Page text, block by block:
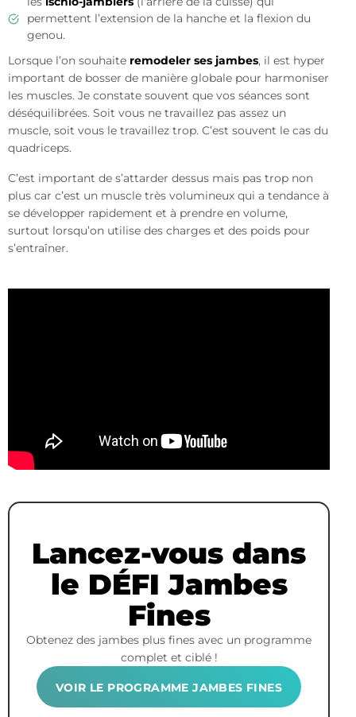
permettent l’extension de la hanche et la flexion du
genou.
Lorsque l’on souhaite remodeler ses jambes, il est hyper
important de bosser de manière globale pour harmoniser
les muscles. Je constate souvent que vos séances sont
déséquilibrées. Soit vous ne travaillez pas assez un
muscle, soit vous le travaillez trop. C’est souvent le cas du
quadriceps.
C’est important de s’attarder dessus mais pas trop non
plus car c’est un muscle très volumineux qui a tendance à
se développer rapidement et à prendre en volume,
surtout lorsqu’on utilise des charges et des poids pour
s’entraîner.
Lancez-vous dans
le DÉFI Jambes
Fines
Obtenez des jambes plus fines avec un programme
complet et ciblé !
VOIR LE PROGRAMME JAMBES FINES